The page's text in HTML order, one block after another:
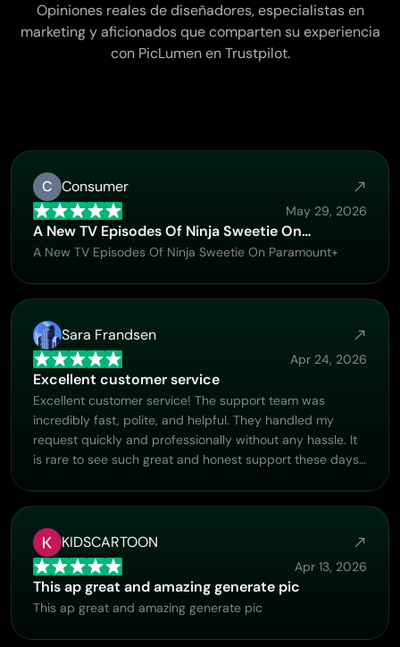
Opiniones reales de diseñadores, especialistas en
marketing y aficionados que comparten su experiencia
con PicLumen en Trustpilot.
C Consumer
May 29, 2026
A New TV Episodes Of Ninja Sweetie On…
A New TV Episodes Of Ninja Sweetie On Paramount+
Sara Frandsen
Apr 24, 2026
Excellent customer service
Excellent customer service! The support team was
incredibly fast, polite, and helpful. They handled my
request quickly and professionally without any hassle. It
is rare to see such great and honest support these days.
KIDSCARTOON
Apr 13, 2026
This ap great and amazing generate pic
This ap great and amazing generate pic